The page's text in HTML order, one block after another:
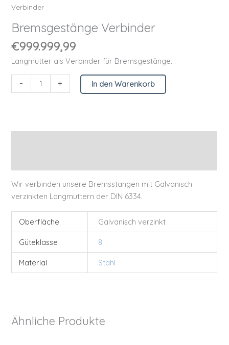
Verbinder
Bremsgestänge Verbinder
€999.999,99
Langmutter als Verbinder für Bremsgestänge.
- + In den Warenkorb
Wir verbinden unsere Bremsstangen mit Galvanisch
verzinkten Langmuttern der DIN 6334.
Oberfläche Galvanisch verzinkt
Güteklasse 8
Material Stahl
Ähnliche Produkte